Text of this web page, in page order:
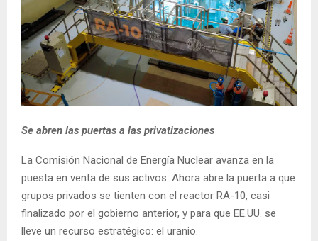
Se abren las puertas a las privatizaciones
La Comisión Nacional de Energía Nuclear avanza en la
puesta en venta de sus activos. Ahora abre la puerta a que
grupos privados se tienten con el reactor RA-10, casi
finalizado por el gobierno anterior, y para que EE.UU. se
lleve un recurso estratégico: el uranio.